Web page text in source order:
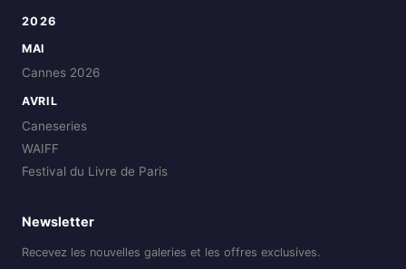
2026
MAI
Cannes 2026
AVRIL
Caneseries
WAIFF
Festival du Livre de Paris
Newsletter
Recevez les nouvelles galeries et les offres exclusives.